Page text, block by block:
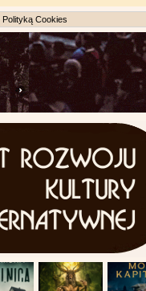
Polityką Cookies